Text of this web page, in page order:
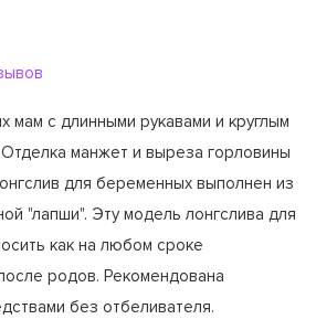
мам с длинными рукавами и круглым
манжет и выреза горловины
для беременных выполнен из
"лапши". Эту модель лонгслива для
как на любом сроке
родов. Рекомендована
без отбеливателя.